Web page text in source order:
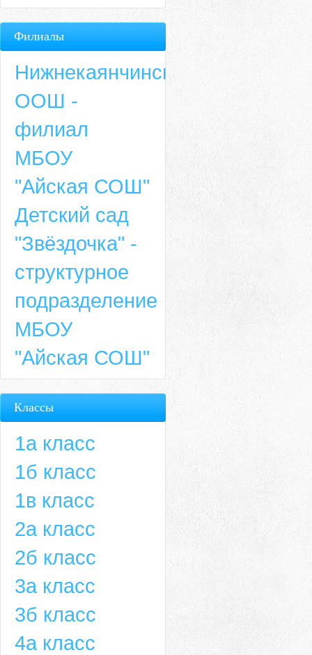
Филиалы
Нижнекаянчинская
ООШ -
филиал
МБОУ
"Айская СОШ"
Детский сад
"Звёздочка" -
структурное
подразделение
МБОУ
"Айская СОШ"
Классы
1а класс
1б класс
1в класс
2а класс
2б класс
3а класс
3б класс
4а класс